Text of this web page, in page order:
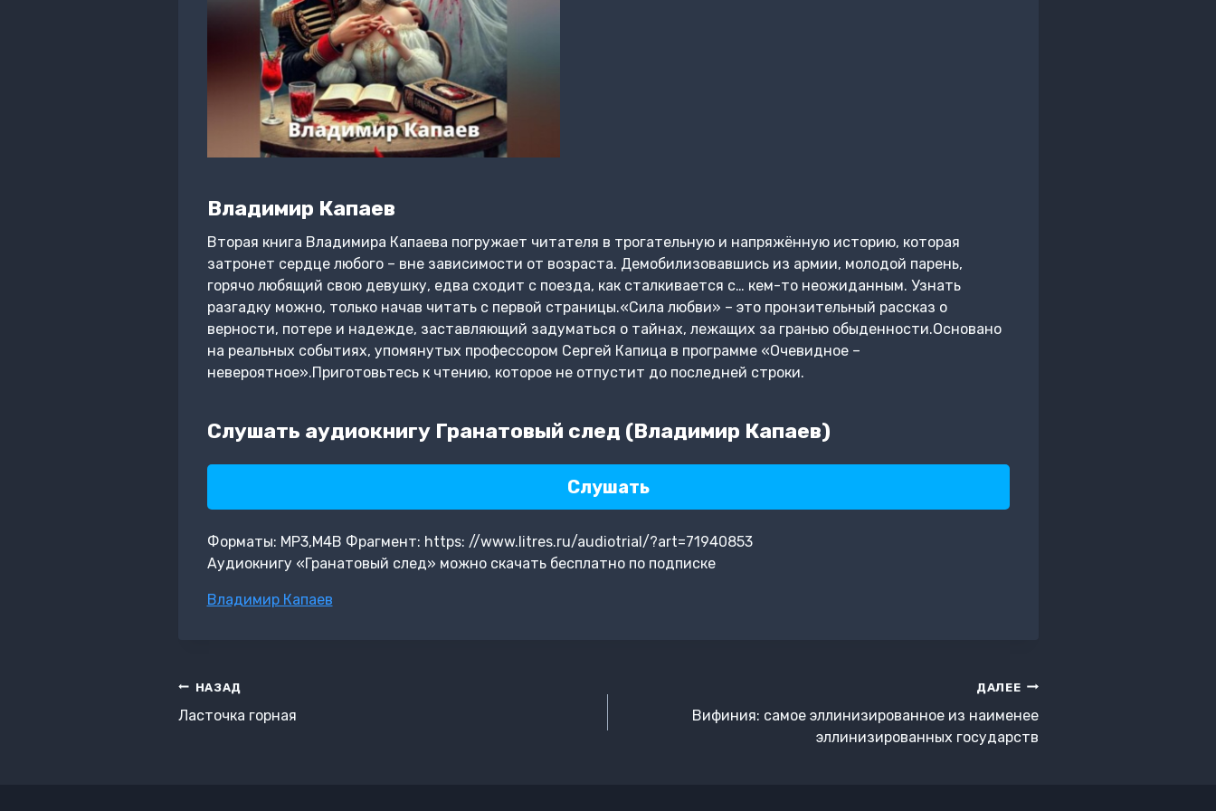
Владимир Капаев
Вторая книга Владимира Капаева погружает читателя в трогательную и напряжённую историю, которая
затронет сердце любого – вне зависимости от возраста. Демобилизовавшись из армии, молодой парень,
горячо любящий свою девушку, едва сходит с поезда, как сталкивается с… кем-то неожиданным. Узнать
разгадку можно, только начав читать с первой страницы.«Сила любви» – это пронзительный рассказ о
верности, потере и надежде, заставляющий задуматься о тайнах, лежащих за гранью обыденности.Основано
на реальных событиях, упомянутых профессором Сергей Капица в программе «Очевидное –
невероятное».Приготовьтесь к чтению, которое не отпустит до последней строки.
Слушать аудиокнигу Гранатовый след (Владимир Капаев)
Слушать
Форматы: MP3,M4B Фрагмент: https: //www.litres.ru/audiotrial/?art=71940853
Аудиокнигу «Гранатовый след» можно скачать бесплатно по подписке
Метки
Владимир Капаев
Навигация
по
НАЗАД
Ласточка горная
ДАЛЕЕ
Вифиния: самое эллинизированное из наименее
эллинизированных государств